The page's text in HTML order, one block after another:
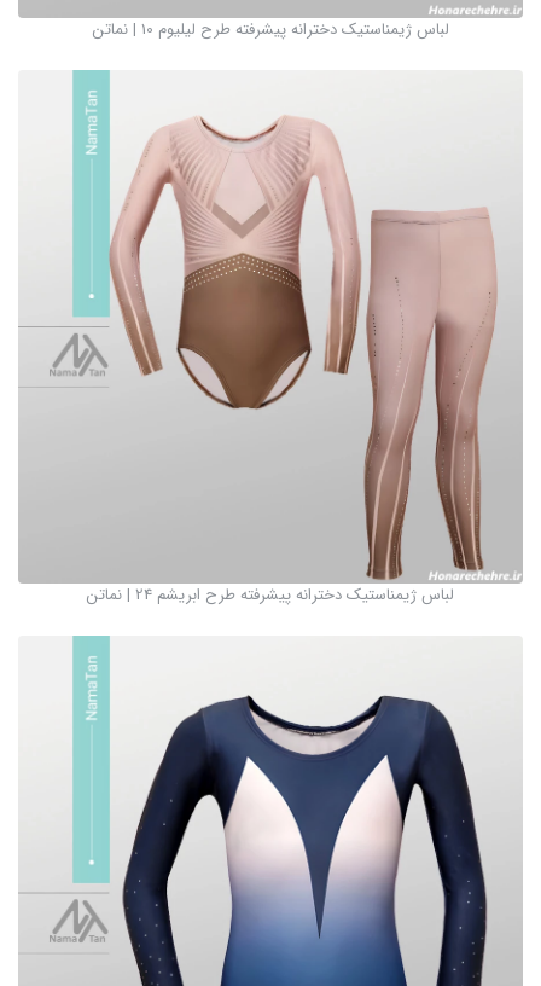
لباس ژیمناستیک دخترانه پیشرفته طرح لیلیوم 10 | نماتن
لباس ژیمناستیک دخترانه پیشرفته طرح ابریشم 24 | نماتن